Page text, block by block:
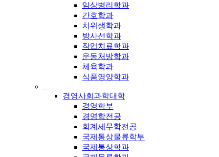
임상병리학과
간호학과
치위생학과
방사선학과
작업치료학과
운동처방학과
체육학과
식품영양학과
경영사회과학대학
경영학부
경영학전공
회계세무학전공
국제통상물류학부
국제통상학과